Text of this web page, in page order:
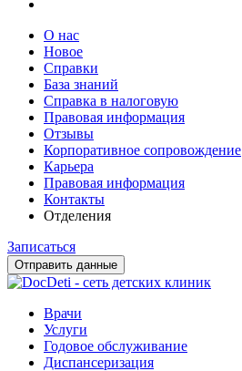
О нас
Новое
Справки
База знаний
Справка в налоговую
Правовая информация
Отзывы
Корпоративное сопровождение
Карьера
Правовая информация
Контакты
Отделения
Записаться
Отправить данные
Врачи
Услуги
Годовое обслуживание
Диспансеризация